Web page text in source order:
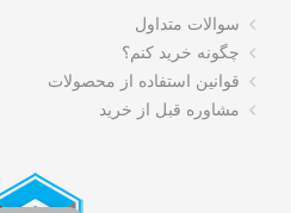
سوالات متداول
چگونه خرید کنم؟
قوانین استفاده از محصولات
مشاوره قبل از خرید